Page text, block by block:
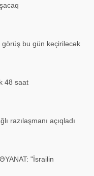
bu gün keçiriləcək
48 saat
razılaşmanı açıqladı
"İsrailin